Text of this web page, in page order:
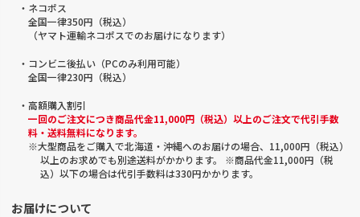
・ネコポス
全国一律350円（税込）
（ヤマト運輸ネコポスでのお届けになります）
・コンビニ後払い（PCのみ利用可能）
全国一律230円（税込）
・高額購入割引
一回のご注文につき商品代金11,000円（税込）以上のご注文で代引手数
料・送料無料になります。
※大型商品をご購入で北海道・沖縄へのお届けの場合、11,000円（税込）
以上のお求めでも別途送料がかかります。 ※商品代金11,000円（税
込）以下の場合は代引手数料は330円かかります。
お届けについて